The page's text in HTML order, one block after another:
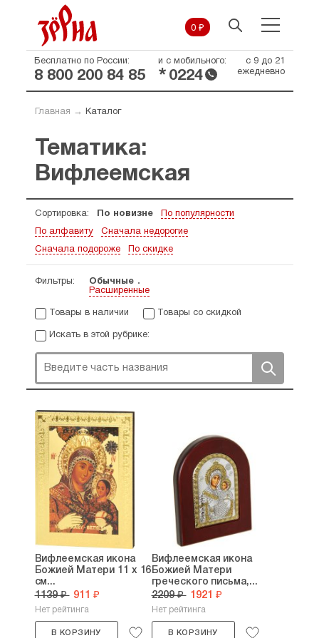
0 ₽
Бесплатно по России:
8 800 200 84 85
и с мобильного:
* 0224
с 9 до 21
ежедневно
Главная → Каталог
Тематика:
Вифлеемская
Сортировка: По новизне По популярности
По алфавиту Сначала недорогие
Сначала подороже По скидке
Фильтры:
Обычные
Расширенные
Товары в наличии Товары со скидкой
Искать в этой рубрике:
Вифлеемская икона
Божией Матери 11 х 16
см...
1139 ₽ 911 ₽
Нет рейтинга
В КОРЗИНУ
Вифлеемская икона
Божией Матери
греческого письма,...
2209 ₽ 1921 ₽
Нет рейтинга
В КОРЗИНУ